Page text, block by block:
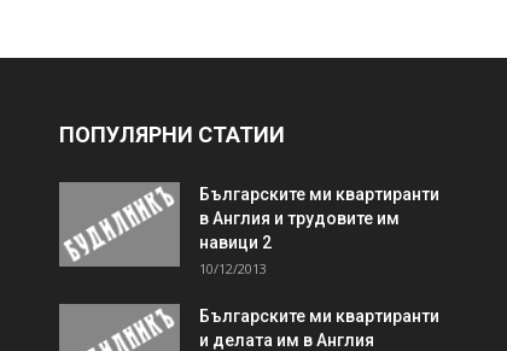
ПОПУЛЯРНИ СТАТИИ
Българските ми квартиранти
в Англия и трудовите им
навици 2
10/12/2013
Българските ми квартиранти
и делата им в Англия